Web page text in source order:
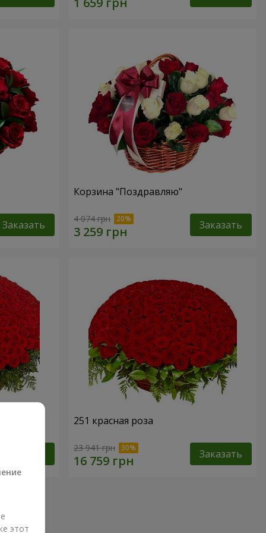
Заказать
Корзина "Поздравляю"
4 074 грн Заказать
251 красная роза
23 941 грн Заказать
этот